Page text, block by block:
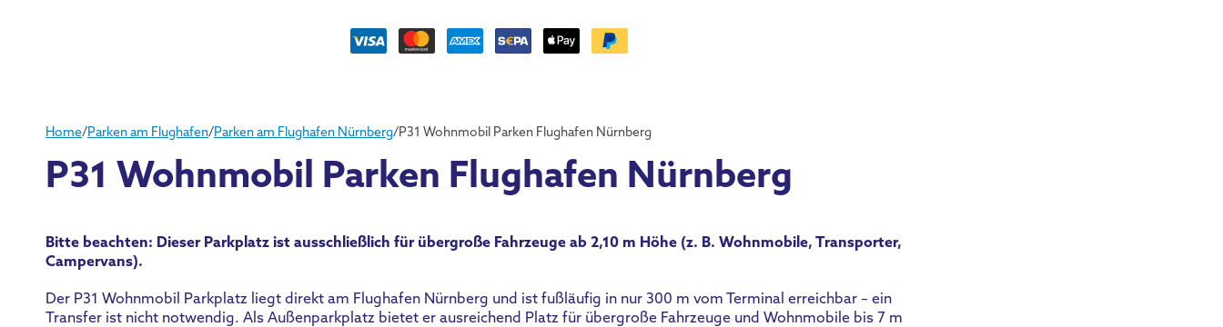
Home/ Parken am Flughafen/ Parken am Flughafen Nürnberg/ P31 Wohnmobil Parken Flughafen Nürnberg
P31 Wohnmobil Parken Flughafen Nürnberg
Bitte beachten: Dieser Parkplatz ist ausschließlich für übergroße Fahrzeuge ab 2,10 m Höhe (z. B. Wohnmobile, Transporter,
Campervans).
Der P31 Wohnmobil Parkplatz liegt direkt am Flughafen Nürnberg und ist fußläufig in nur 300 m vom Terminal erreichbar – ein
Transfer ist nicht notwendig. Als Außenparkplatz bietet er ausreichend Platz für übergroße Fahrzeuge und Wohnmobile bis 7 m